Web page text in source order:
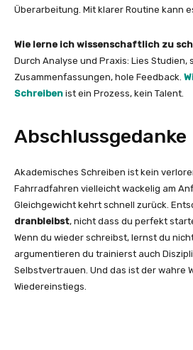
Überarbeitung. Mit klarer Routine kann
Wie lerne ich wissenschaftlich zu
Durch Analyse und Praxis: Lies Studien,
Zusammenfassungen, hole Feedback.
Schreiben ist ein Prozess, kein Talent.
Abschlussgedanke
Akademisches Schreiben ist kein
Fahrradfahren vielleicht wackelig am
Gleichgewicht kehrt schnell zurück.
dranbleibst, nicht dass du perfekt
Wenn du wieder schreibst, lernst du
argumentieren du trainierst auch
Selbstvertrauen. Und das ist der wahre
Wiedereinstiegs.